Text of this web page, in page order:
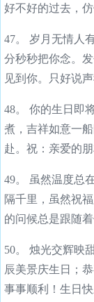
好不好的过去，
47。 岁月无情人
分秒秒把你念。
见到你。只好说
48。 你的生日即
煮，吉祥如意一
赴。祝：亲爱的
49。 虽然温度总
隔千里，虽然祝
的问候总是跟随
50。 烛光交辉映
辰美景庆生日；
事事顺利！生日快